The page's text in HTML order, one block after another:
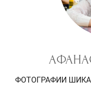
ФОТОГРАФИИ